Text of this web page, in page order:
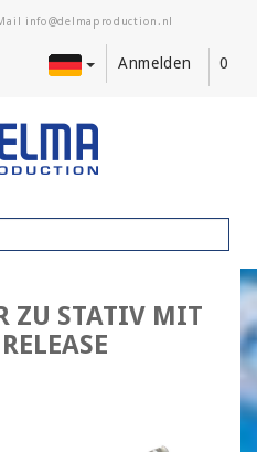
Anmelden 0
ZU STATIV MIT